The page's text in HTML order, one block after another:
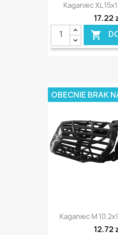
Kaganiec XL
17,22

Kaganiec M
12,72
OBECNIE BRAK